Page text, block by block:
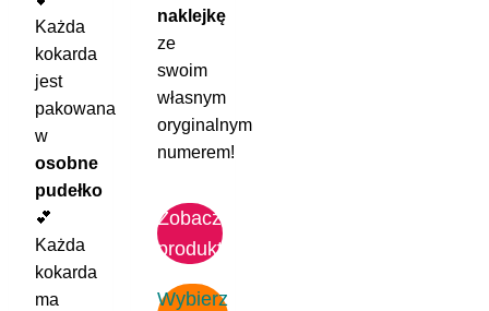
Każda
kokarda
jest
pakowana
w
osobne
pudełko
💕
Każda
kokarda
ma
naklejkę
ze
swoim
własnym
oryginalnym
numerem!
Zobacz
produkt
Wybierz